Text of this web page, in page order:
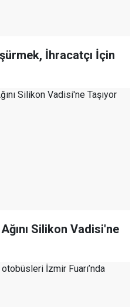
İhracatçı İçin
Silikon Vadisi'ne